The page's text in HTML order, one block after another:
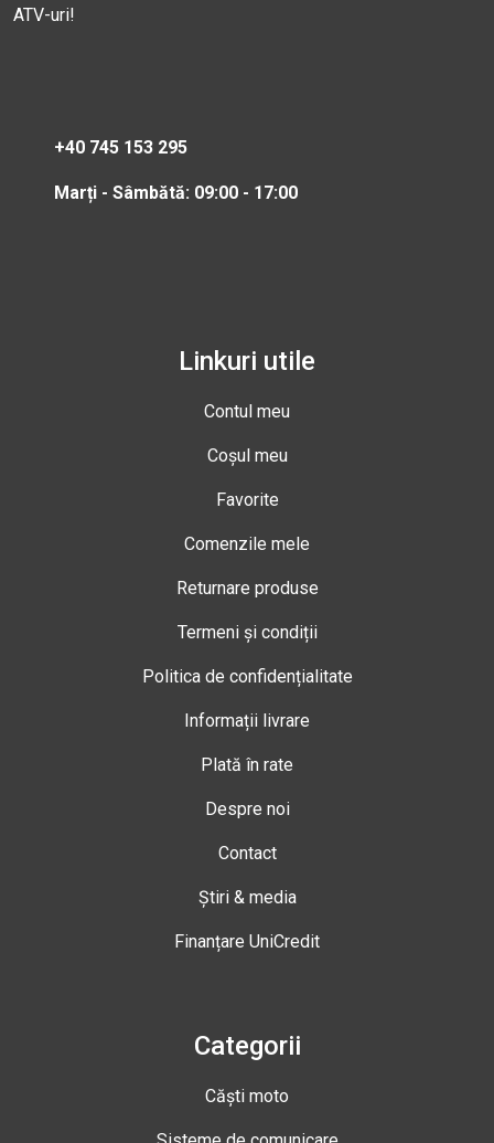
ATV-uri!
+40 745 153 295
Marți - Sâmbătă: 09:00 - 17:00
Linkuri utile
Contul meu
Coșul meu
Favorite
Comenzile mele
Returnare produse
Termeni și condiții
Politica de confidențialitate
Informații livrare
Plată în rate
Despre noi
Contact
Știri & media
Finanțare UniCredit
Categorii
Căști moto